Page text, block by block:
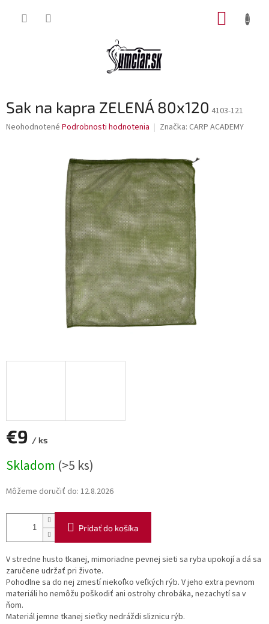
Sak na kapra ZELENÁ 80x120 4103-121
Priemerné
Neohodnotené Podrobnosti hodnotenia Značka: CARP ACADEMY
€9 / ks
cena:
Skladom (>5 ks)
Môžeme doručiť do: 12.8.2026
Pridať do košíka
V stredne husto tkanej, mimoriadne pevnej sieti sa ryba upokojí a dá sa
zaručene udržať pri živote.
Pohodlne sa do nej zmestí niekoľko veľkých rýb. V jeho extra pevnom
materiáli ho nemôžu poškodiť ani ostrohy chrobáka, nezachytí sa v
ňom.
Materiál jemne tkanej sieťky nedráždi sliznicu rýb.